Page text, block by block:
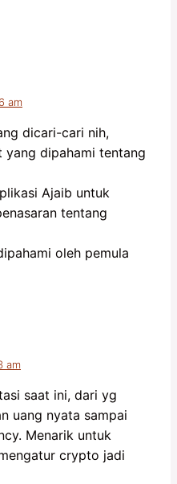
am
dicari-cari nih,
yang dipahami tentang
Ajaib untuk
tentang
oleh pemula
am
saat ini, dari yg
uang nyata sampai
Menarik untuk
crypto jadi